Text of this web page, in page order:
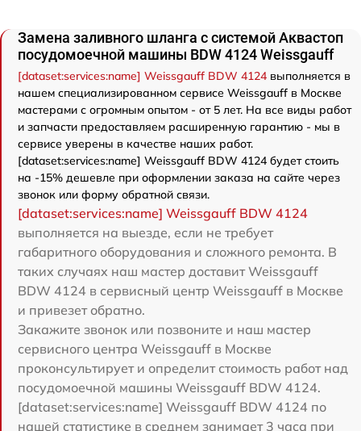
Замена заливного шланга с системой Аквастоп
посудомоечной машины BDW 4124 Weissgauff
[dataset:services:name] Weissgauff BDW 4124 выполняется в
нашем специализированном сервисе Weissgauff в Москве
мастерами с огромным опытом - от 5 лет. На все виды работ
и запчасти предоставляем расширенную гарантию - мы в
сервисе уверены в качестве наших работ.
[dataset:services:name] Weissgauff BDW 4124 будет стоить
на -15% дешевле при оформлении заказа на сайте через
звонок или форму обратной связи.
[dataset:services:name] Weissgauff BDW 4124
выполняется на выезде, если не требует
габаритного оборудования и сложного ремонта. В
таких случаях наш мастер доставит Weissgauff
BDW 4124 в сервисный центр Weissgauff в Москве
и привезет обратно.
Закажите звонок или позвоните и наш мастер
сервисного центра Weissgauff в Москве
проконсультирует и определит стоимость работ над
посудомоечной машины Weissgauff BDW 4124.
[dataset:services:name] Weissgauff BDW 4124 по
нашей статистике в среднем занимает 3 часа при